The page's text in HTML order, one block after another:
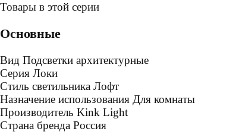
Товары в этой серии
Основные
Вид Подсветки архитектурные
Серия Локи
Стиль светильника Лофт
Назначение использования Для комнаты
Производитель Kink Light
Страна бренда Россия